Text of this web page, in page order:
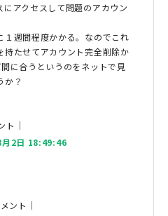
にアクセスして問題のアカウン
１週間程度かかる。なのでこれ
持たせてアカウント完全削除か
に合うというのをネットで見
か？
ト｜
2日 18:49:46
ント｜